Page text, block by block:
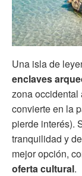
Una isla de
enclaves
zona occidental
convierte en la
pierde interés).
tranquilidad y
mejor opción,
oferta cultural.